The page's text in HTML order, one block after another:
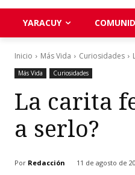
YARACUY
Inicio Más Vida Curiosidades
Más Vida Curiosidades
La carita
a serlo?
Por Redacción 11 de agosto de